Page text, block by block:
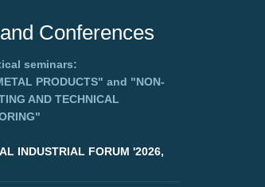
Conferences
seminars:
PRODUCTS" and "NON-
AND TECHNICAL
INDUSTRIAL FORUM '2026,